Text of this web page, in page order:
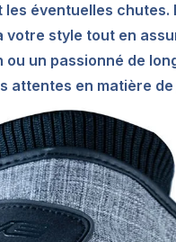
éventuelles chutes.
style tout en
un passionné de
attentes en matière